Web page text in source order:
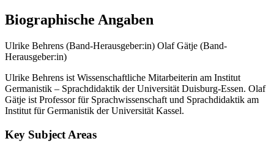
Biographische Angaben
Ulrike Behrens (Band-Herausgeber:in) Olaf Gätje (Band-
Herausgeber:in)
Ulrike Behrens ist Wissenschaftliche Mitarbeiterin am Institut
Germanistik – Sprachdidaktik der Universität Duisburg-Essen. Olaf
Gätje ist Professor für Sprachwissenschaft und Sprachdidaktik am
Institut für Germanistik der Universität Kassel.
Key Subject Areas